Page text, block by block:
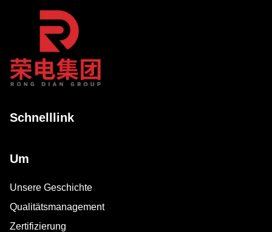
Schnelllink
Um
Unsere Geschichte
Qualitätsmanagement
Zertifizierung